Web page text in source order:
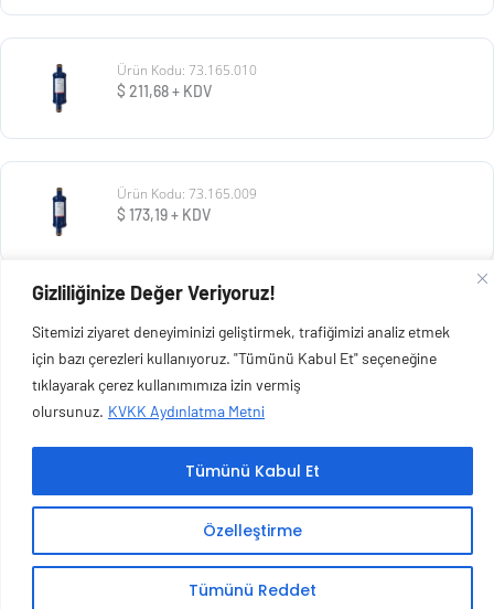
Gizliliğinize Değer Veriyoruz!
Sitemizi ziyaret deneyiminizi geliştirmek, trafiğimizi analiz etmek
için bazı çerezleri kullanıyoruz. "Tümünü Kabul Et" seçeneğine
tıklayarak çerez kullanımımıza izin vermiş
olursunuz. KVKK Aydınlatma Metni
Özelleştirme
Tümünü Reddet
Tümünü Kabul Et
Ürün Kodu: 73.165.010
$ 211,68+ KDV
Ürün Kodu: 73.165.009
$ 173,19+ KDV
$73,13+ KDV
Copyright © 2026 Esen Isıtma Soğutma İnşaat Ltd Şti | Tüm Hakları Saklıdır.